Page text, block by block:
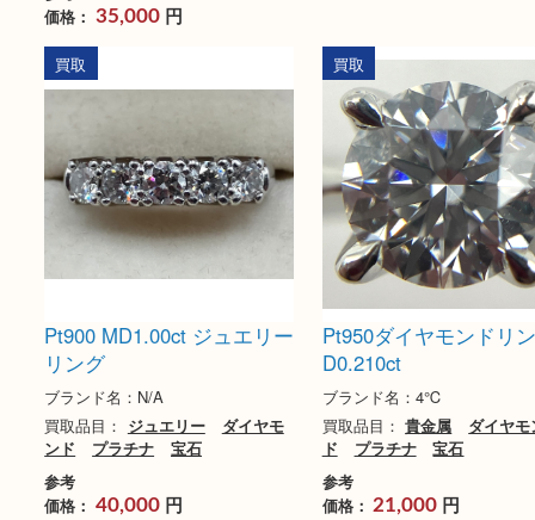
ブランド名：ティファニー
TIFFANY
買取品目：
ティファニー
参考
価格： 35,000 円
買取品目：
ンド
参考
価格： 140,000 円
買取 買取